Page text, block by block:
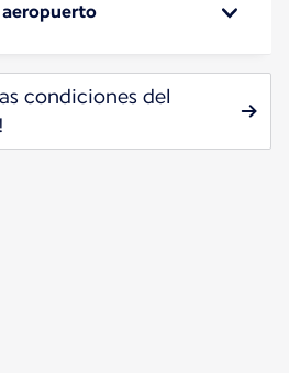
condiciones del